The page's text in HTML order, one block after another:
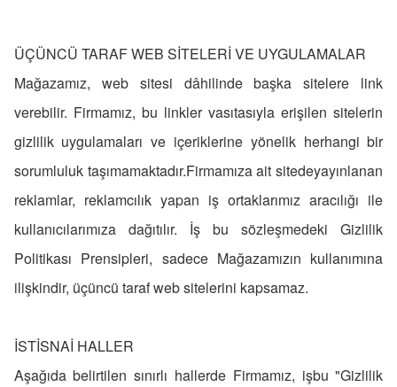
ÜÇÜNCÜ TARAF WEB SİTELERİ VE UYGULAMALAR
Mağazamız, web sitesi dâhilinde başka sitelere link
verebilir. Firmamız, bu linkler vasıtasıyla erişilen sitelerin
gizlilik uygulamaları ve içeriklerine yönelik herhangi bir
sorumluluk taşımamaktadır.Firmamıza ait sitedeyayınlanan
reklamlar, reklamcılık yapan iş ortaklarımız aracılığı ile
kullanıcılarımıza dağıtılır. İş bu sözleşmedeki Gizlilik
Politikası Prensipleri, sadece Mağazamızın kullanımına
ilişkindir, üçüncü taraf web sitelerini kapsamaz.
İSTİSNAİ HALLER
Aşağıda belirtilen sınırlı hallerde Firmamız, işbu "Gizlilik